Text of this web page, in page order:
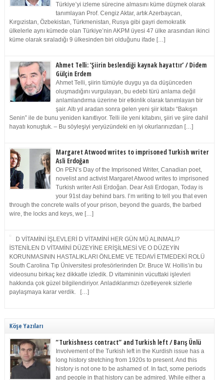
Türkiye’yi izleme sürecine almasını küme düşmek olarak
tanımlayan Prof. Cengiz Aktar, artık Azerbaycan,
Kırgızistan, Özbekistan, Türkmenistan, Rusya gibi gayri demokratik
ülkelerle aynı kümede olan Türkiye’nin AKPM üyesi 47 ülke arasından ikinci
küme olarak sıraladığı 9 ülkesinden biri olduğunu ifade […]
Ahmet Telli: ‘Şiirin beslendiği kaynak hayattır’ / Didem
Gülçin Erdem
Ahmet Telli, şiirin tümüyle duygu ya da düşünceden
oluşmadığını vurgulayan, bu edebi türü anlama değil
anlamlandırma üzerine bir etkinlik olarak tanımlayan bir
şair. Altı yıl aradan sonra gelen yeni şiir kitabı “Bakışın
Senin” ile de bunu yeniden kanıtlıyor. Telli ile yeni kitabını, şiiri ve şiire dahil
hayatı konuştuk. – Bu söyleşiyi yeryüzündeki en iyi okurlarınızdan […]
Margaret Atwood writes to imprisoned Turkish writer
Asli Erdoğan
On PEN’s Day of the Imprisoned Writer, Canadian poet,
novelist and activist Margaret Atwood writes to imprisoned
Turkish writer Asli Erdoğan. Dear Asli Erdogan, Today is
your 91st day behind bars. I’m writing to tell you that even
through the concrete walls of your prison, beyond the guards, the barbed
wire, the locks and keys, we […]
D VİTAMİNİ İŞLEVLERİ D VİTAMİNİ HER GÜN MÜ ALINMALI?
İSTENİLEN D VİTAMİNİ DÜZEYİNE ERİŞİLMESİ VE O DÜZEYİN
KORUNMASININ HASTALIKLARI ÖNLEME VE TEDAVİ ETMEDEKİ ROLÜ
South Carolina Tıp Üniversitesi profesörlerinden Dr. Bruce W. Hollis’in bu
videosunu birkaç kez dikkatle izledik. D vitamininin vücuttaki işlevleri
hakkında çok güzel bilgilendiriyor. Anladıklarımızı özetleyerek sizlerle
paylaşmaya karar verdik. […]
Köşe Yazıları
“Turkishness contract” and Turkish left / Barış Ünlü
Involvement of the Turkish left in the Kurdish issue has a
long history stretching from 1920s to present. And this
history is not one to be ashamed of. In fact, some periods
and people in that history can be admired. While either a